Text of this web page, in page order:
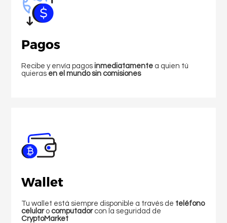
Pagos
Recibe y envía pagosinmediatamente a quien tú
quieras en el mundo sin comisiones
Wallet
Tu wallet está siempre disponible a través de teléfono
celularocomputadorcon la seguridad de
CryptoMarket